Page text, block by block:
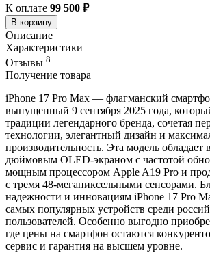
К оплате 99 500 ₽
В корзину
Описание
Характеристики
Отзывы 8
Получение товара
iPhone 17 Pro Max — флагманский
выпущенный 9 сентября 2025 года,
традиции легендарного бренда, сочетая
технологии, элегантный дизайн и
производительность. Эта модель
дюймовым OLED-экраном с частотой
мощным процессором Apple A19 Pro и
с тремя 48-мегапиксельными сенсорами.
надежности и инновациям iPhone 17 Pro
самых популярных устройств среди
пользователей. Особенно выгодно
где цены на смартфон остаются
сервис и гарантия на высшем уровне.